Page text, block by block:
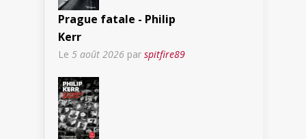
Prague fatale - Philip
Kerr
Le 5 août 2026 par spitfire89